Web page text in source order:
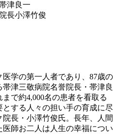
津良一
長小澤竹俊
学の第一人者であり、87歳の
津三敬病院名誉院長・帯津良
で約4,000名の患者を看取る
する人々の担い手の育成に尽
長・小澤竹俊氏。長年、人間
師お二人は人生の幸福につい